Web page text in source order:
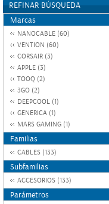
REFINAR BÚSQUEDA
Marcas
NANOCABLE (60)
VENTION (60)
CORSAIR (3)
APPLE (3)
TOOQ (2)
3GO (2)
DEEPCOOL (1)
GENERICA (1)
MARS GAMING (1)
Familias
CABLES (133)
Subfamilias
ACCESORIOS (133)
Parámetros